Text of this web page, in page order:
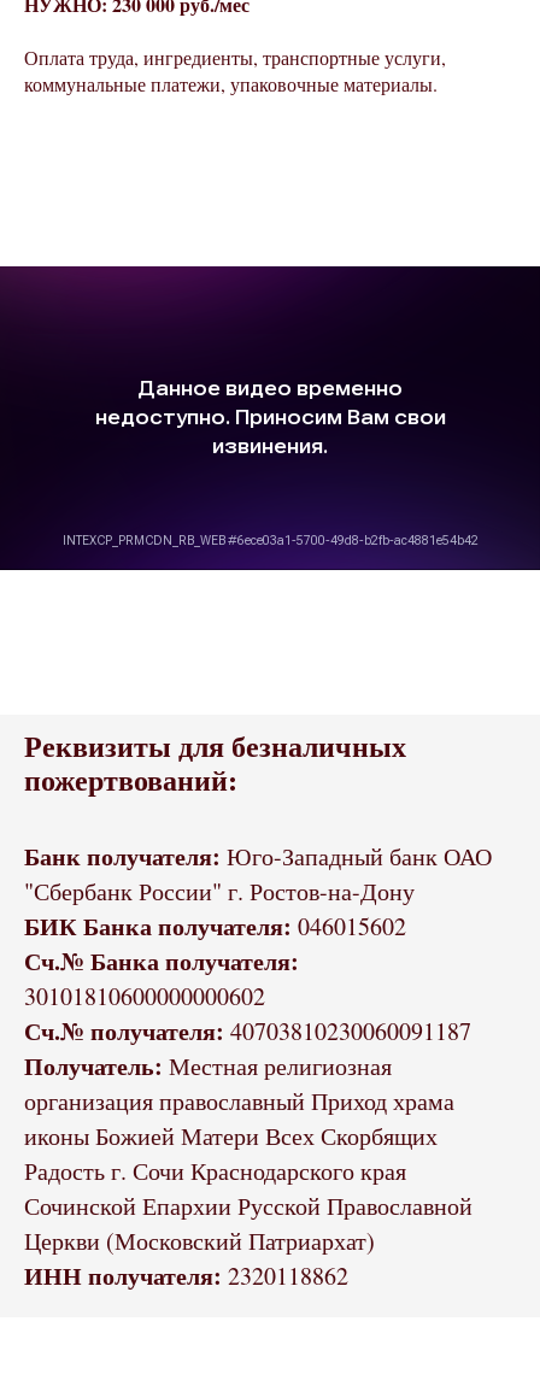
Оплата труда, ингредиенты, транспортные услуги,
коммунальные платежи, упаковочные материалы.
Реквизиты для безналичных
пожертвований:
Банк получателя: Юго-Западный банк ОАО
"Сбербанк России" г. Ростов-на-Дону
БИК Банка получателя: 046015602
Сч.№ Банка получателя:
30101810600000000602
Сч.№ получателя: 40703810230060091187
Получатель: Местная религиозная
организация православный Приход храма
иконы Божией Матери Всех Скорбящих
Радость г. Сочи Краснодарского края
Сочинской Епархии Русской Православной
Церкви (Московский Патриархат)
ИНН получателя: 2320118862